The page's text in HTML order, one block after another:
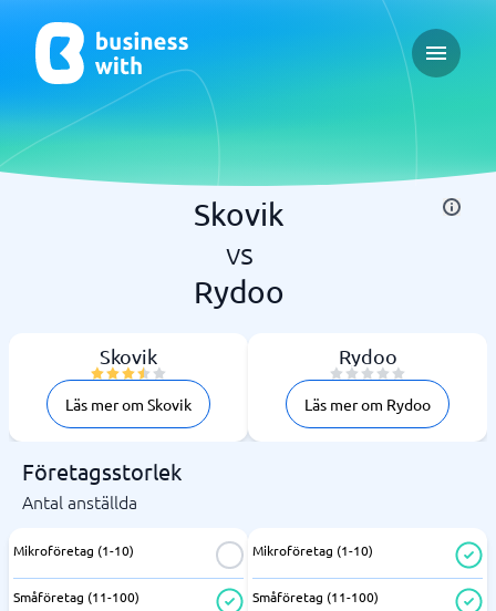
Open
Skovik
vs
Rydoo
Skovik
Läs mer om Skovik
Rydoo
Läs mer om Rydoo
Företagsstorlek
Antal anställda
Mikroföretag (1-10)
Småföretag (11-100)
Mikroföretag (1-10)
Småföretag (11-100)